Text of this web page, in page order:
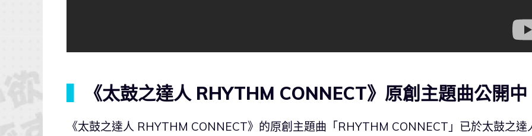
《太鼓之達人 RHYTHM CONNECT》原創主題曲公開中
《太鼓之達人 RHYTHM CONNECT》的原創主題曲「RHYTHM CONNECT」已於太鼓之達